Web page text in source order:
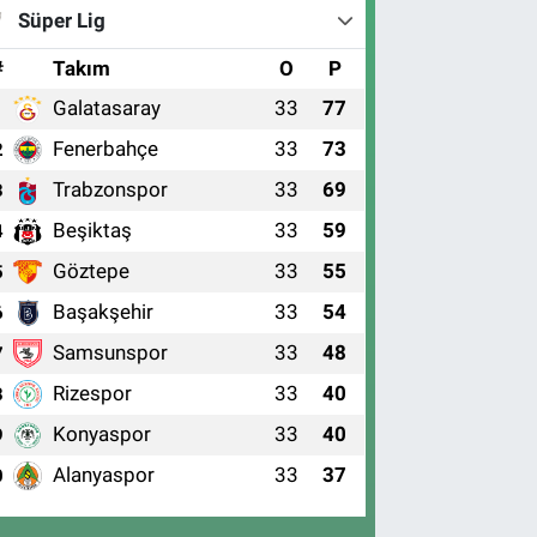
Süper Lig
Takım O P
Galatasaray 33 77
Fenerbahçe 33 73
Trabzonspor 33 69
Beşiktaş 33 59
Göztepe 33 55
Başakşehir 33 54
Samsunspor 33 48
Rizespor 33 40
Konyaspor 33 40
Alanyaspor 33 37